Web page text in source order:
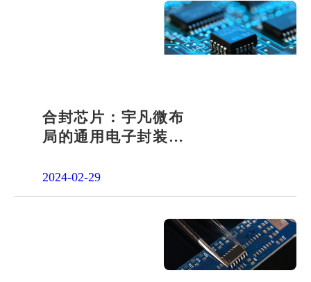
合封芯片：宇凡微布
局的通用电子封装技
2024-02-29